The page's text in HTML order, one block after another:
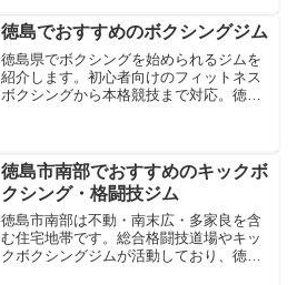
ム・ボンサイ柔術 浜松世界王者・アジア
王者在籍の名門BJJ...
徳島でおすすめのボクシングジム
徳島県でボクシングを始められるジムを
紹介します。初心者向けのフィットネス
ボクシングから本格競技まで対応。徳島
市寺島本...
徳島市南部でおすすめのキックボ
クシング・格闘技ジム
徳島市南部は不動・南末広・多家良を含
む住宅地帯です。総合格闘技道場やキッ
クボクシングジムが活動しており、徳島